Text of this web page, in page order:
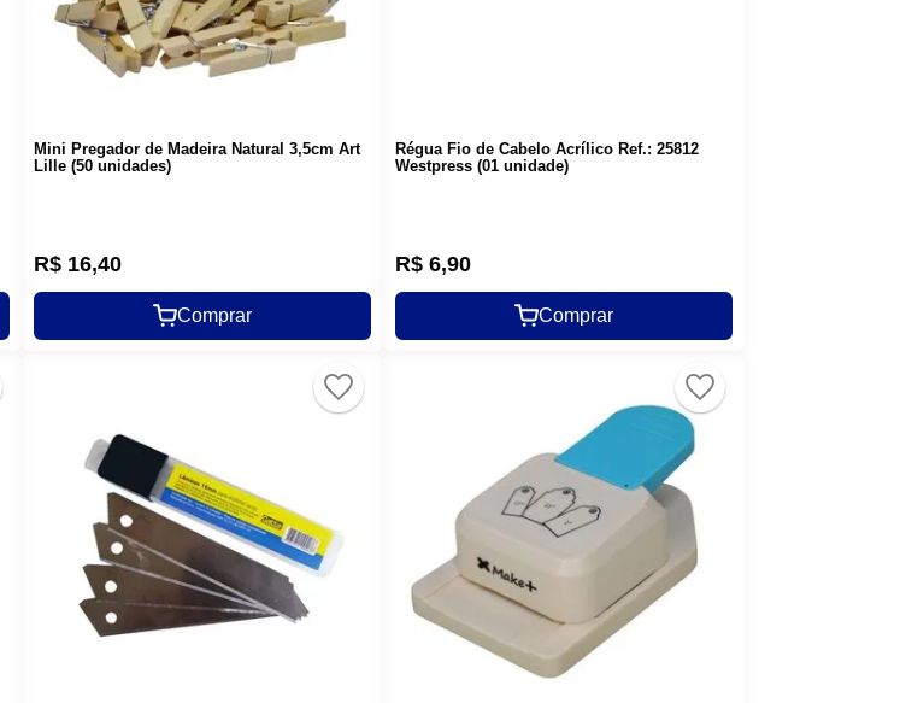
Mini Pregador de Madeira Natural 3,5cm Art
Lille (50 unidades)
R$ 16,40
Comprar
Régua Fio de Cabelo Acrílico Ref.: 25812
Westpress (01 unidade)
R$ 6,90
Comprar